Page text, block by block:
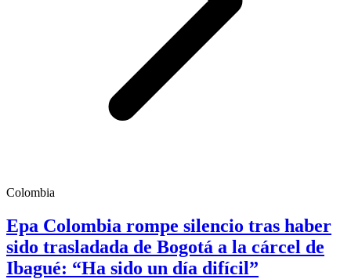
Colombia
Epa Colombia rompe silencio tras haber
sido trasladada de Bogotá a la cárcel de
Ibagué: “Ha sido un día difícil”